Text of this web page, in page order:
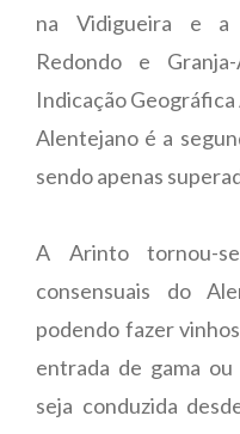
na Vidigueira e a
Redondo e
Indicação
Alentejano é a
sendo apenas
A Arinto tornou-
consensuais do
podendo fazer
entrada de gama
seja conduzida